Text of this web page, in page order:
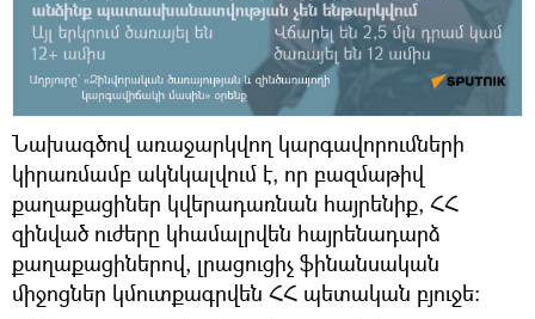
Նախագծով առաջարկվող կարգավորումների
կիրառմամբ ակնկալվում է, որ բազմաթիվ
քաղաքացիներ կվերադառնան հայրենիք, ՀՀ
զինված ուժերը կհամալրվեն հայրենադարձ
քաղաքացիներով, լրացուցիչ ֆինանսական
միջոցներ կմուտքագրվեն ՀՀ պետական բյուջե։